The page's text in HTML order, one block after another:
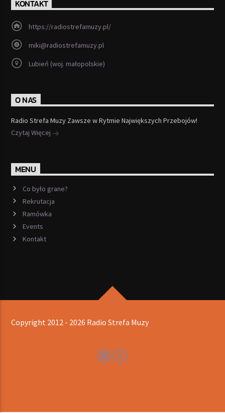
KONTAKT
https://radiostrefamuzy.pl/
miki@radiostrefamuzy.pl
Lubień (woj. małopolskie)
O NAS
Radio Strefa Muzy Zawsze w Rytmie Największych Przebojów!
Czytaj Więcej
MENU
Co było grane?
Rekrutacja
Ramówka
Events
Kontakt
Copyright 2012 - 2026 Radio Strefa Muzy